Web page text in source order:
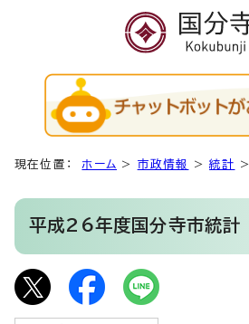
現在位置： ホーム > 市政情報 >統計
平成26年度国分寺市統計